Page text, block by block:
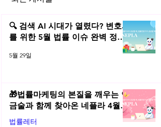
장훈 사건
🔍 검색 AI 시대가 열렸다? 변호사
를 위한 5월 법률 이슈 완벽 정리 |
5월 29일
🎁법률마케팅의 본질을 깨우는 연
금술과 함께 찾아온 네플라 4월
법률레터
법률레터